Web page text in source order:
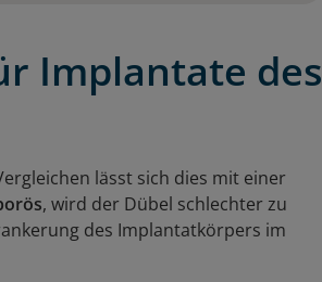
Implantate des
lässt sich dies mit einer
, wird der Dübel schlechter zu
des Implantatkörpers im